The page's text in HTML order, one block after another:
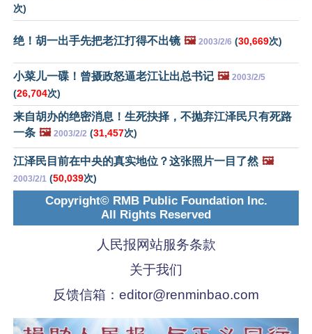
次)
绝！胡一出手先把老江打得不出镜 🖼️ 2003/2/6 (30,669次)
小菜儿一碟！曾摄政怒逼老江让出总书记 🖼️ 2003/2/5
(26,704次)
来自胡办的绝密消息！生死抉择，不抛弃江泽民只有死路
一条 🖼️ 2003/2/2 (31,457次)
江泽民目前在中央的真实地位？这张照片一目了然 🖼️
2003/2/1 (50,039次)
Copyright© RMB Public Foundation Inc.
All Rights Reserved
人民报网站服务条款
关于我们
反馈信箱： editor@renminbao.com